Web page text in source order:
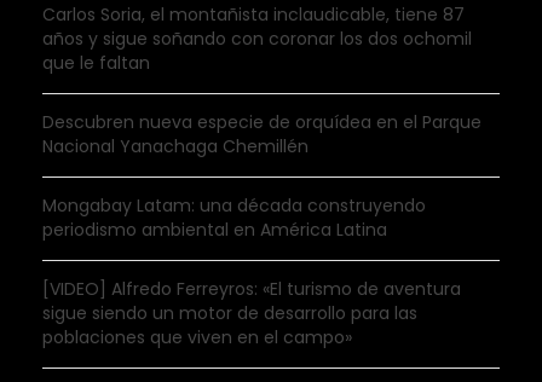
Carlos Soria, el montañista inclaudicable, tiene 87
años y sigue soñando con coronar los dos ochomil
que le faltan
Descubren nueva especie de orquídea en el Parque
Nacional Yanachaga Chemillén
Mongabay Latam: una década construyendo
periodismo ambiental en América Latina
[VIDEO] Alfredo Ferreyros: «El turismo de aventura
sigue siendo un motor de desarrollo para las
poblaciones que viven en el campo»